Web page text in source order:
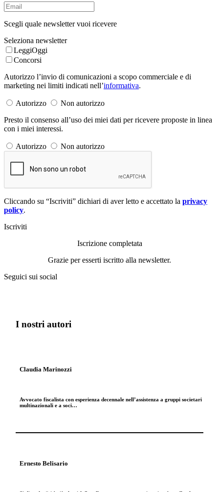
Scegli quale newsletter vuoi ricevere
Seleziona newsletter
LeggiOggi
Concorsi
Autorizzo l’invio di comunicazioni a scopo commerciale e di
marketing nei limiti indicati nell’informativa.
Autorizzo
Non autorizzo
Presto il consenso all’uso dei miei dati per ricevere proposte in linea
con i miei interessi.
Autorizzo Non autorizzo
Cliccando su “Iscriviti” dichiari di aver letto e accettato la privacy
policy.
Iscriviti
Iscrizione completata
Grazie per esserti iscritto alla newsletter.
Seguici sui social
I nostri autori
Claudia Marinozzi
Avvocato fiscalista con esperienza decennale nell’assistenza a gruppi societari
multinazionali e a soci…
Ernesto Belisario